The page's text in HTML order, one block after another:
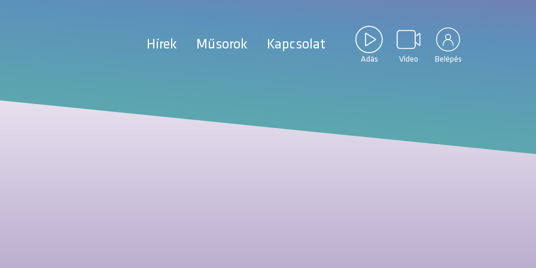
Hírek Műsorok Kapcsolat
Adás Video Belépés